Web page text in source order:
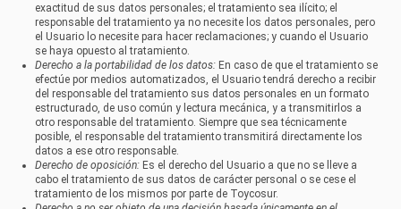
exactitud de sus datos personales; el tratamiento sea ilícito; el
responsable del tratamiento ya no necesite los datos personales, pero
el Usuario lo necesite para hacer reclamaciones; y cuando el Usuario
se haya opuesto al tratamiento.
Derecho a la portabilidad de los datos: En caso de que el tratamiento se
efectúe por medios automatizados, el Usuario tendrá derecho a recibir
del responsable del tratamiento sus datos personales en un formato
estructurado, de uso común y lectura mecánica, y a transmitirlos a
otro responsable del tratamiento. Siempre que sea técnicamente
posible, el responsable del tratamiento transmitirá directamente los
datos a ese otro responsable.
Derecho de oposición: Es el derecho del Usuario a que no se lleve a
cabo el tratamiento de sus datos de carácter personal o se cese el
tratamiento de los mismos por parte de Toycosur.